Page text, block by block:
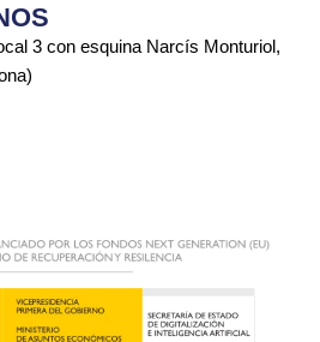
3 con esquina Narcís Monturiol,